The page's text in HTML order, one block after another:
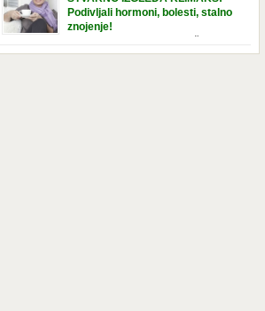
dobiti novu, stalnu porodicu. Ovaj dan je bio
veoma poseban za djevojčicu i njenu novu
porodicu, ali je uskoro postao još čarobniji,
Podivljali hormoni, bolesti, stalno
znojenje!
“Bila sam slomljena, naslušala sam
se o tome da ću uskoro izgledati kao da imam